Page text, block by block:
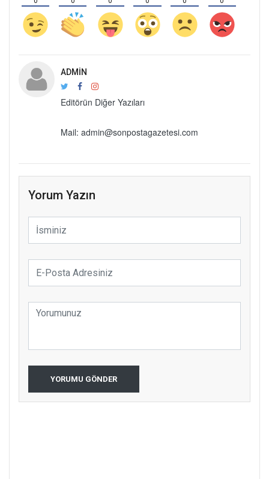
ADMIN
Editörün Diğer Yazıları
Mail: admin@sonpostagazetesi.com
Yorum Yazın
YORUMU GÖNDER